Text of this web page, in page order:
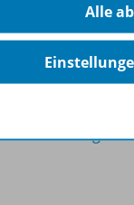
dieser Ausgabe
Alle